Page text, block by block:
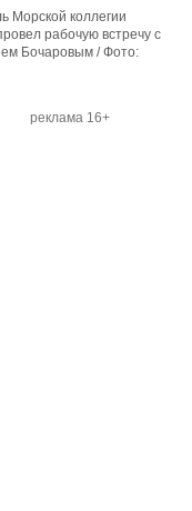
Морской коллегии
рабочую встречу с
Бочаровым / Фото:
реклама 16+